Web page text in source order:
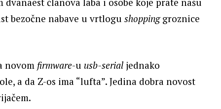
bezočne nabave u vrtlogu shoppinggroznice
novom firmware-u usb-serialjednako
a da Z-os ima “lufta”. Jedina dobra novost